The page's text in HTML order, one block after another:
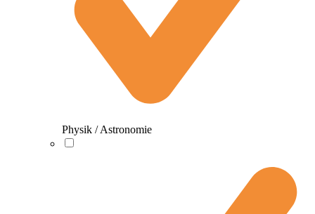
Physik / Astronomie